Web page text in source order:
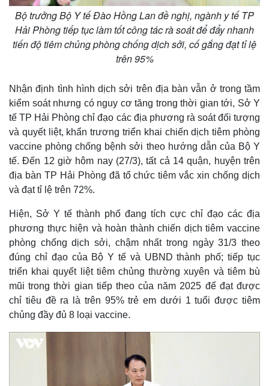
Thế giới
Quan sát
Cuộc sống đó đây
Hồ sơ
Multimedia
Video
Ảnh
Bộ trưởng Bộ Y tế Đào Hồng Lan đề nghị, ngành y tế TP
Hải Phòng tiếp tục làm tốt công tác rà soát để đẩy nhanh
tiến độ tiêm chủng phòng chống dịch sởi, cố gắng đạt tỉ lệ
trên 95%
Nhận định tình hình dịch sởi trên địa bàn vẫn ở trong tầm
kiểm soát nhưng có nguy cơ tăng trong thời gian tới, Sở Y
tế TP Hải Phòng chỉ đạo các địa phương rà soát đối tượng
và quyết liệt, khẩn trương triển khai chiến dịch tiêm phòng
vaccine phòng chống bệnh sởi theo hướng dẫn của Bộ Y
tế. Đến 12 giờ hôm nay (27/3), tất cả 14 quận, huyện trên
địa bàn TP Hải Phòng đã tổ chức tiêm vắc xin chống dịch
và đạt tỉ lệ trên 72%.
Hiện, Sở Y tế thành phố đang tích cực chỉ đạo các địa
phương thực hiện và hoàn thành chiến dịch tiêm vaccine
phòng chống dịch sởi, chậm nhất trong ngày 31/3 theo
đúng chỉ đạo của Bộ Y tế và UBND thành phố; tiếp tục
triển khai quyết liệt tiêm chủng thường xuyên và tiêm bù
mũi trong thời gian tiếp theo của năm 2025 để đạt được
chỉ tiêu đề ra là trên 95% trẻ em dưới 1 tuổi được tiêm
chủng đầy đủ 8 loại vaccine.